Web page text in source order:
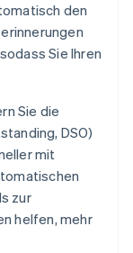
den
Sie Ihren
Sie die
DSO)
mit
zur
helfen, mehr